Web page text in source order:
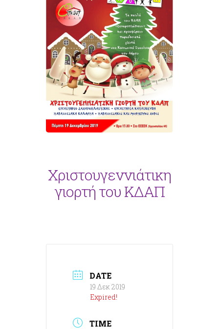
Χριστουγεννιάτικη
γιορτή του ΚΔΑΠ
DATE
19 Δεκ 2019
Expired!
TIME